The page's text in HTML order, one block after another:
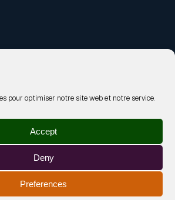
pour optimiser notre site web et notre service.
Accept
Deny
Preferences